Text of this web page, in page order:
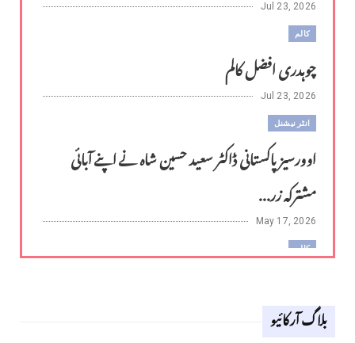
Jul 23, 2026
کالم
چوہدری افضل کالم
Jul 23, 2026
انٹر نیشنل
اوورسیز پاکستانی ڈاکٹر سعید حسین شاہ نے اپنے آبائی
مشترکہ زر...
May 17, 2026
کالم
Apr 18, 2026
بلاگ آرکائیو